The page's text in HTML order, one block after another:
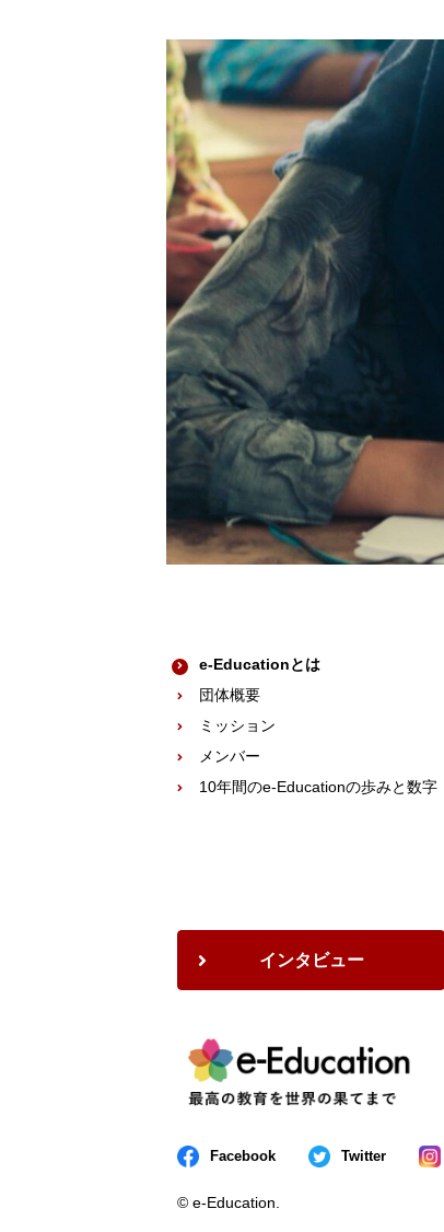
e-Educationとは
団体概要
ミッション
メンバー
10年間のe-Educationの歩みと数字
インタビュー
Facebook Twitter
© e-Education.